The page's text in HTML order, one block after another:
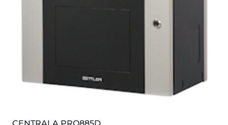
CENTRALA PRO885D